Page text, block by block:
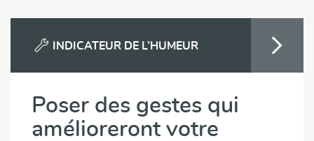
INDICATEUR DE L’HUMEUR
Poser des gestes qui
amélioreront votre